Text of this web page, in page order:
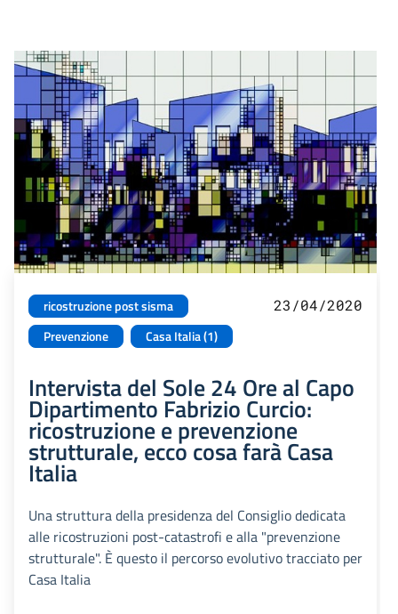
ricostruzione post sisma
Prevenzione
Casa Italia (1)
23/04/2020
Intervista del Sole 24 Ore al Capo
Dipartimento Fabrizio Curcio:
ricostruzione e prevenzione
strutturale, ecco cosa farà Casa
Italia
Una struttura della presidenza del Consiglio dedicata
alle ricostruzioni post-catastrofi e alla "prevenzione
strutturale". È questo il percorso evolutivo tracciato per
Casa Italia